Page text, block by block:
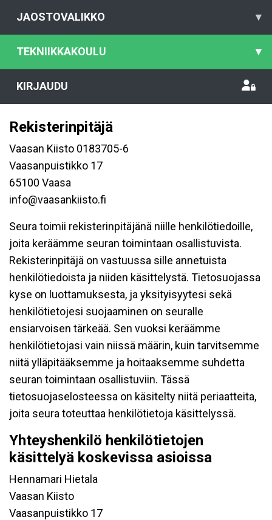
JAOSTOVALIKKO ▾
TEKNIIKKAKOULU ▾
KIRJAUDU
Rekisterinpitäjä
Vaasan Kiisto 0183705-6
Vaasanpuistikko 17
65100 Vaasa
info@vaasankiisto.fi
Seura toimii rekisterinpitäjänä niille henkilötiedoille,
joita keräämme seuran toimintaan osallistuvista.
Rekisterinpitäjä on vastuussa sille annetuista
henkilötiedoista ja niiden käsittelystä. Tietosuojassa
kyse on luottamuksesta, ja yksityisyytesi sekä
henkilötietojesi suojaaminen on seuralle
ensiarvoisen tärkeää. Sen vuoksi keräämme
henkilötietojasi vain niissä määrin, kuin tarvitsemme
niitä ylläpitääksemme ja hoitaaksemme suhdetta
seuran toimintaan osallistuviin. Tässä
tietosuojaselosteessa on käsitelty niitä periaatteita,
joita seura toteuttaa henkilötietoja käsittelyssä.
Yhteyshenkilö henkilötietojen
käsittelyä koskevissa asioissa
Hennamari Hietala
Vaasan Kiisto
Vaasanpuistikko 17